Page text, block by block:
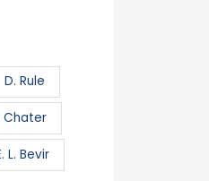
D. Rule
Chater
L. Bevir